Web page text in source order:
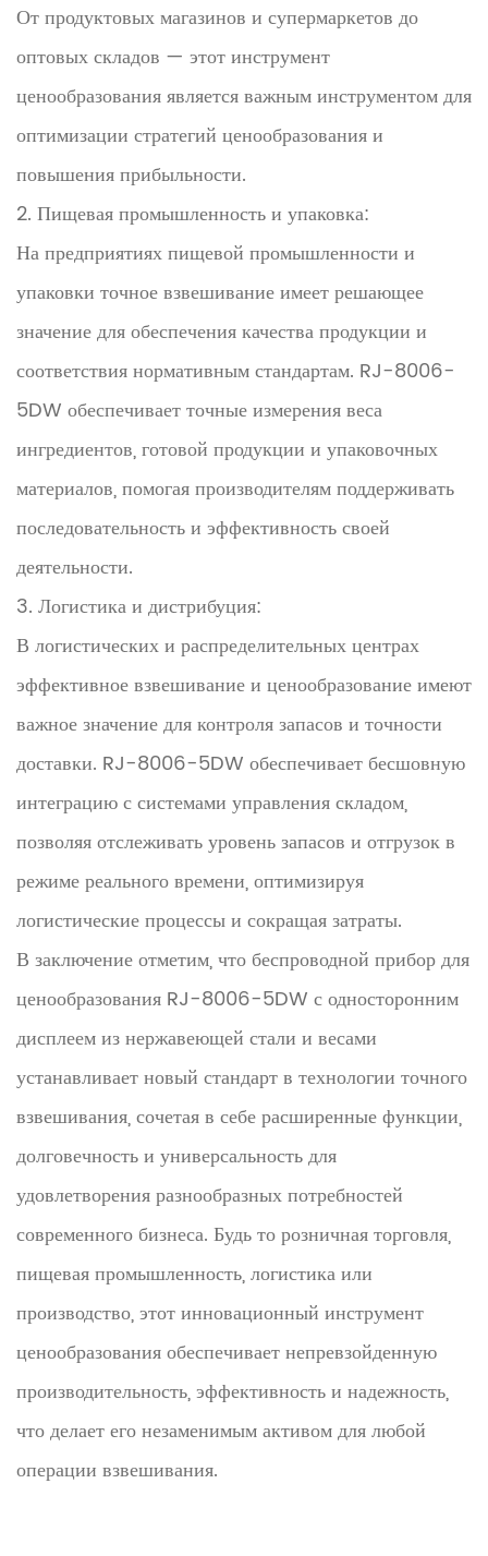
От продуктовых магазинов и супермаркетов до
оптовых складов — этот инструмент
ценообразования является важным инструментом для
оптимизации стратегий ценообразования и
повышения прибыльности.
2. Пищевая промышленность и упаковка:
На предприятиях пищевой промышленности и
упаковки точное взвешивание имеет решающее
значение для обеспечения качества продукции и
соответствия нормативным стандартам. RJ-8006-
5DW обеспечивает точные измерения веса
ингредиентов, готовой продукции и упаковочных
материалов, помогая производителям поддерживать
последовательность и эффективность своей
деятельности.
3. Логистика и дистрибуция:
В логистических и распределительных центрах
эффективное взвешивание и ценообразование имеют
важное значение для контроля запасов и точности
доставки. RJ-8006-5DW обеспечивает бесшовную
интеграцию с системами управления складом,
позволяя отслеживать уровень запасов и отгрузок в
режиме реального времени, оптимизируя
логистические процессы и сокращая затраты.
В заключение отметим, что беспроводной прибор для
ценообразования RJ-8006-5DW с односторонним
дисплеем из нержавеющей стали и весами
устанавливает новый стандарт в технологии точного
взвешивания, сочетая в себе расширенные функции,
долговечность и универсальность для
удовлетворения разнообразных потребностей
современного бизнеса. Будь то розничная торговля,
пищевая промышленность, логистика или
производство, этот инновационный инструмент
ценообразования обеспечивает непревзойденную
производительность, эффективность и надежность,
что делает его незаменимым активом для любой
операции взвешивания.